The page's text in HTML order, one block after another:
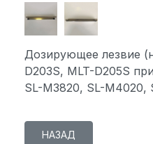
Дозирующее лезвие
D203S, MLT-D205S
SL-M3820, SL-M4020,